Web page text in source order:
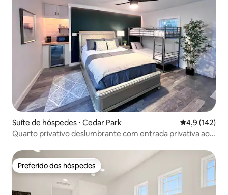
Suíte de hóspedes ⋅ Cedar Park 4,9 de uma
4,9 (142)
Quarto privativo deslumbrante com entrada privativa ao
Preferido dos hóspedes
Preferido dos hóspedes